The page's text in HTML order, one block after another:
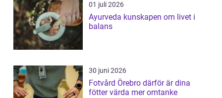
01 juli 2026
Ayurveda kunskapen om livet i
balans
30 juni 2026
Fotvård Örebro därför är dina
fötter värda mer omtanke